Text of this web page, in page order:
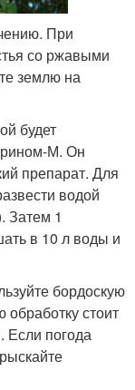
При
со ржавыми
землю на
будет
М. Он
препарат. Для
водой
Затем 1
в 10 л воды и
бордоскую
стоит
Если погода